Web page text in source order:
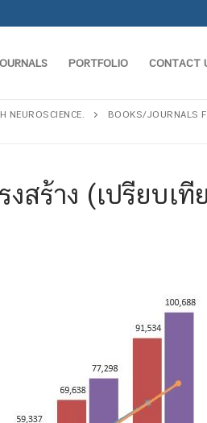
PORTFOLIO CONTACT
NEUROSCIENCE. BOOKS/JOURNALS
งสร้าง (เปรียบเที